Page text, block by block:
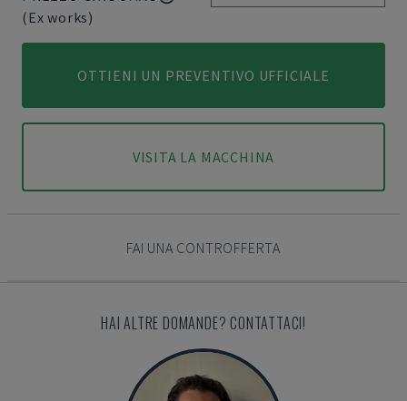
(Ex works)
OTTIENI UN PREVENTIVO UFFICIALE
VISITA LA MACCHINA
FAI UNA CONTROFFERTA
HAI ALTRE DOMANDE? CONTATTACI!